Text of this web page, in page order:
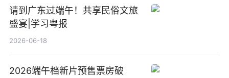
请到广东过端午！共享民俗文旅
盛宴|学习粤报
2026-06-18
2026端午档新片预售票房破